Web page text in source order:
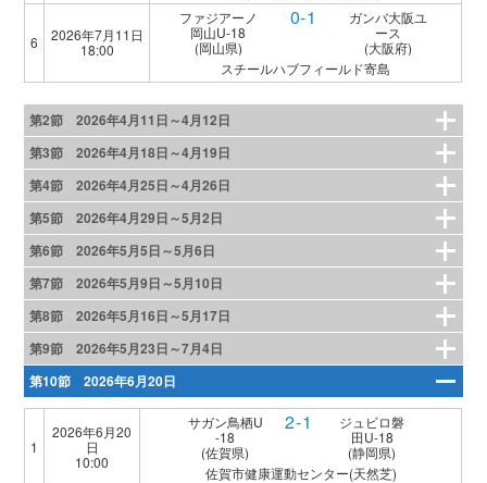
6
2026年7月11日
18:00
ファジアーノ
岡山U-18
(岡山県)
0-1
ガンバ大阪ユ
ース
(大阪府)
スチールハブフィールド寄島
第2節 2026年4月11日～4月12日
第3節 2026年4月18日～4月19日
第4節 2026年4月25日～4月26日
第5節 2026年4月29日～5月2日
第6節 2026年5月5日～5月6日
第7節 2026年5月9日～5月10日
第8節 2026年5月16日～5月17日
第9節 2026年5月23日～7月4日
第10節 2026年6月20日
1
2026年6月20
日
10:00
サガン鳥栖U
-18
(佐賀県)
2-1
ジュビロ磐
田U-18
(静岡県)
佐賀市健康運動センター(天然芝)